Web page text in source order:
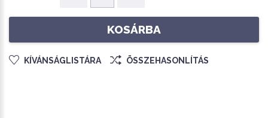
KOSÁRBA
KÍVÁNSÁGLISTÁRA ÖSSZEHASONLÍTÁS